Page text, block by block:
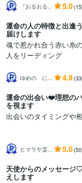
『おるおる... 5.0
運命の人の特徴と出逢
届けします
魂で惹かれ合う赤い糸
人をリーディング
ゆめの に... 4.9
運命の出会い❤️理想の
を視ます
出会いのタイミングや
ヒマラヤ霊... 5.0
天使からのメッセージ
えします